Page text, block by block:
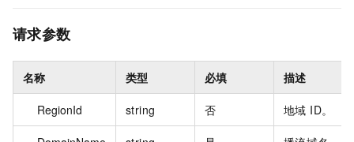
请求参数
名称 类型 必填 描述
RegionId string 否 地域 ID。